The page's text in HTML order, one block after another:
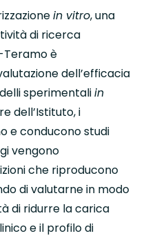
in vitro, una
di ricerca
Teramo è
dell’efficacia
sperimentaliin
dell’Istituto, i
e conducono studi
vengono
che riproducono
di valutarne in modo
di ridurre la carica
e il profilo di